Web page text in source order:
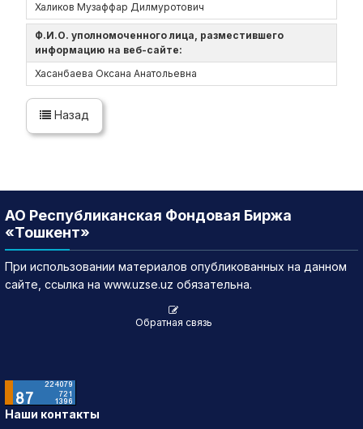
Халиков Музаффар Дилмуротович
Ф.И.О. уполномоченного лица, разместившего
информацию на веб-сайте:
Хасанбаева Оксана Анатольевна
Назад
АО Республиканская Фондовая Биржа
«Тошкент»
При использовании материалов опубликованных на данном
сайте, ссылка на www.uzse.uz обязательна.
Обратная связь
Наши контакты